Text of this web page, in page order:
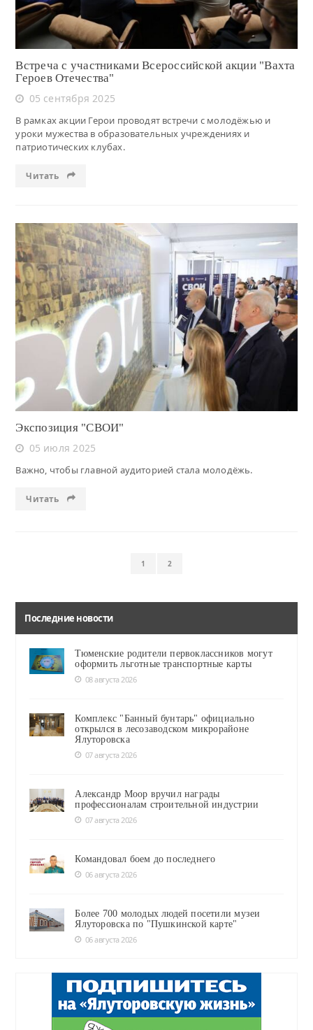
Встреча с участниками Всероссийской акции "Вахта
Героев Отечества"
05 сентября 2025
В рамках акции Герои проводят встречи с молодёжью и
уроки мужества в образовательных учреждениях и
патриотических клубах.
Читать
Читать
Экспозиция "СВОИ"
05 июля 2025
Важно, чтобы главной аудиторией стала молодёжь.
Читать
1 2
Последние новости
Тюменские родители первоклассников могут
оформить льготные транспортные карты
08 августа 2026
Комплекс "Банный бунтарь" официально
открылся в лесозаводском микрорайоне
Ялуторовска
07 августа 2026
Александр Моор вручил награды
профессионалам строительной индустрии
07 августа 2026
Командовал боем до последнего
06 августа 2026
Более 700 молодых людей посетили музеи
Ялуторовска по "Пушкинской карте"
06 августа 2026